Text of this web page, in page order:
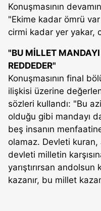
Konuşmasının
"Ekime kadar ömrü
cirmi kadar yer yakar,
"BU MİLLET
REDDEDER"
Konuşmasının final
ilişkisi üzerine
sözleri kullandı: "Bu
olduğu gibi mandayı
beş insanın
olamaz. Devleti
devleti milletin
yarıştırırsan
kazanır, bu millet